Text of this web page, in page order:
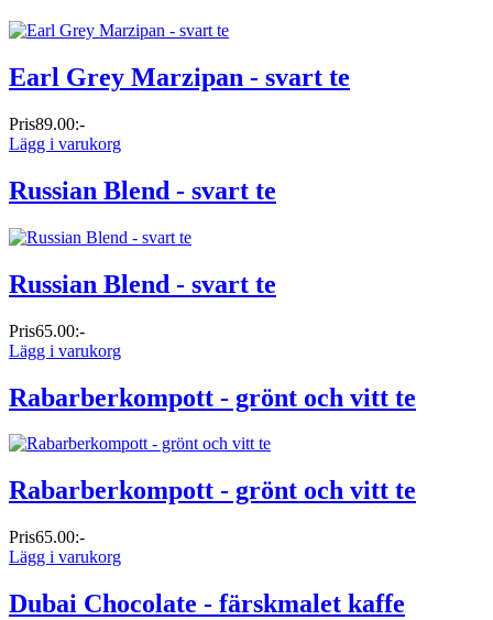
Earl Grey Marzipan - svart te
Pris89.00:-
Lägg i varukorg
Russian Blend - svart te
Russian Blend - svart te
Pris65.00:-
Lägg i varukorg
Rabarberkompott - grönt och vitt te
Rabarberkompott - grönt och vitt te
Pris65.00:-
Lägg i varukorg
Dubai Chocolate - färskmalet kaffe